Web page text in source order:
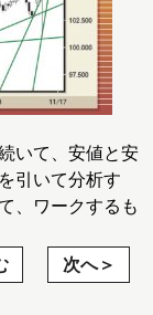
いて、安値と安
引いて分析す
、ワークするも
次へ